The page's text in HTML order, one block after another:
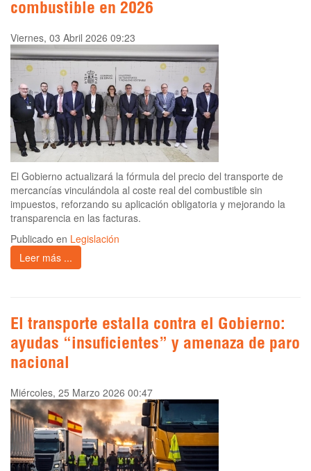
combustible en 2026
Viernes, 03 Abril 2026 09:23
El Gobierno actualizará la fórmula del precio del transporte de
mercancías vinculándola al coste real del combustible sin
impuestos, reforzando su aplicación obligatoria y mejorando la
transparencia en las facturas.
Publicado en Legislación
Leer más ...
El transporte estalla contra el Gobierno:
ayudas “insuficientes” y amenaza de paro
nacional
Miércoles, 25 Marzo 2026 00:47